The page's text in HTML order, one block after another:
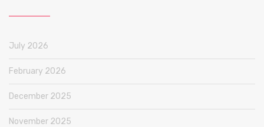
July 2026
February 2026
December 2025
November 2025